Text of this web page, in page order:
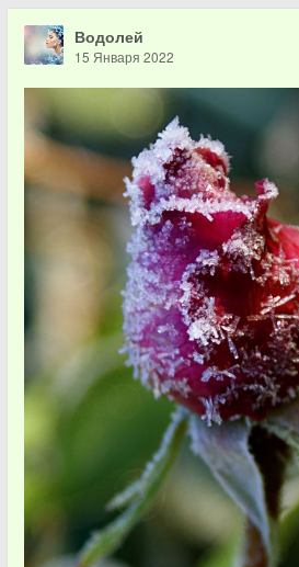
Водолей
15 Января 2022